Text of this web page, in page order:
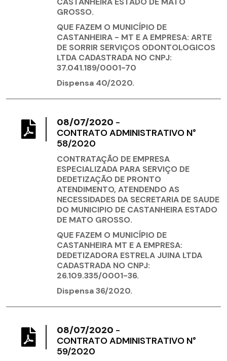
GROSSO.
QUE FAZEM O MUNICÍPIO DE
CASTANHEIRA - MT E A EMPRESA: ARTE
DE SORRIR SERVIÇOS ODONTOLOGICOS
LTDA CADASTRADA NO CNPJ:
37.041.189/0001-70
Dispensa 40/2020.
08/07/2020 -
CONTRATO ADMINISTRATIVO N°
58/2020
CONTRATAÇÃO DE EMPRESA
ESPECIALIZADA PARA SERVIÇO DE
DEDETIZAÇÃO DE PRONTO
ATENDIMENTO, ATENDENDO AS
NECESSIDADES DA SECRETARIA DE SAUDE
DO MUNICIPIO DE CASTANHEIRA ESTADO
DE MATO GROSSO.
QUE FAZEM O MUNICÍPIO DE
CASTANHEIRA MT E A EMPRESA:
DEDETIZADORA ESTRELA JUINA LTDA
CADASTRADA NO CNPJ:
26.109.335/0001-36.
Dispensa 36/2020.
08/07/2020 -
CONTRATO ADMINISTRATIVO N°
59/2020